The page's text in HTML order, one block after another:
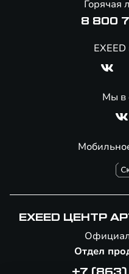
Специальные
Горячая
8 800
EXEED
Мы в
EXEED ЦЕНТР
Отдел